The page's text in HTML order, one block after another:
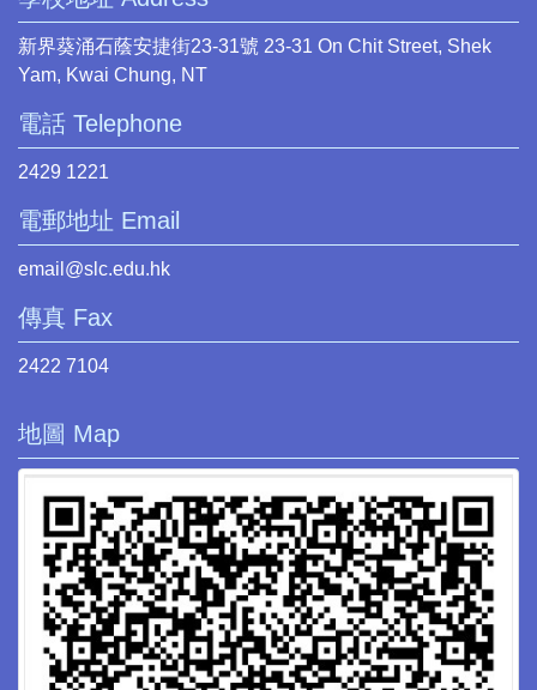
新界葵涌石蔭安捷街23-31號 23-31 On Chit Street, Shek
Yam, Kwai Chung, NT
電話 Telephone
2429 1221
電郵地址 Email
email@slc.edu.hk
傳真 Fax
2422 7104
地圖 Map